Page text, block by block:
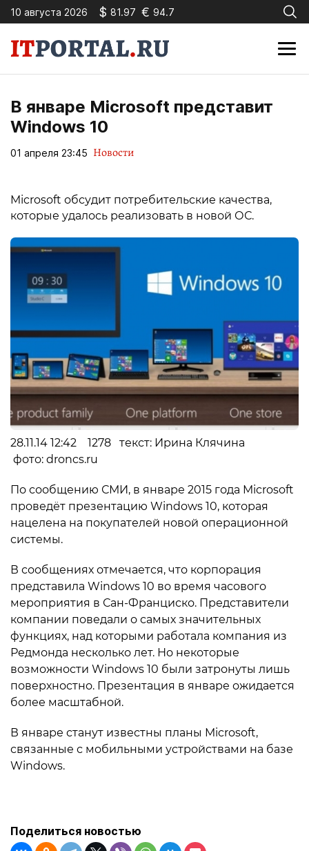
10 августа 2026 $ 81.97 € 94.7
В январе Microsoft представит
Windows 10
01 апреля 23:45 Новости
Microsoft обсудит потребительские качества,
которые удалось реализовать в новой ОС.
28.11.14 12:42 1278 текст: Ирина Клячина
фото: droncs.ru
По сообщению СМИ, в январе 2015 года Microsoft
проведёт презентацию Windows 10, которая
нацелена на покупателей новой операционной
системы.
В сообщениях отмечается, что корпорация
представила Windows 10 во время часового
мероприятия в Сан-Франциско. Представители
компании поведали о самых значительных
функциях, над которыми работала компания из
Редмонда несколько лет. Но некоторые
возможности Windows 10 были затронуты лишь
поверхностно. Презентация в январе ожидается
более масштабной.
В январе станут известны планы Microsoft,
связанные с мобильными устройствами на базе
Windows.
Поделиться новостью